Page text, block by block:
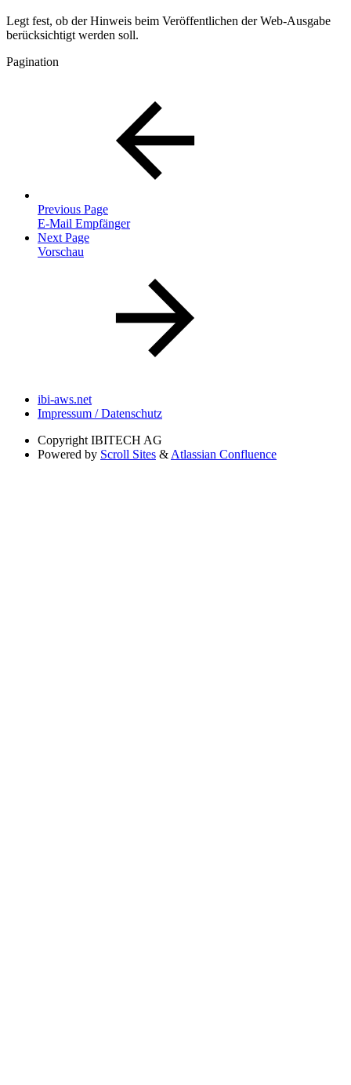
Legt fest, ob der Hinweis beim Veröffentlichen der Web-Ausgabe
berücksichtigt werden soll.
Pagination
Previous Page
E-Mail Empfänger
Next Page
Vorschau
ibi-aws.net
Impressum / Datenschutz
Copyright IBITECH AG
Powered by Scroll Sites & Atlassian Confluence